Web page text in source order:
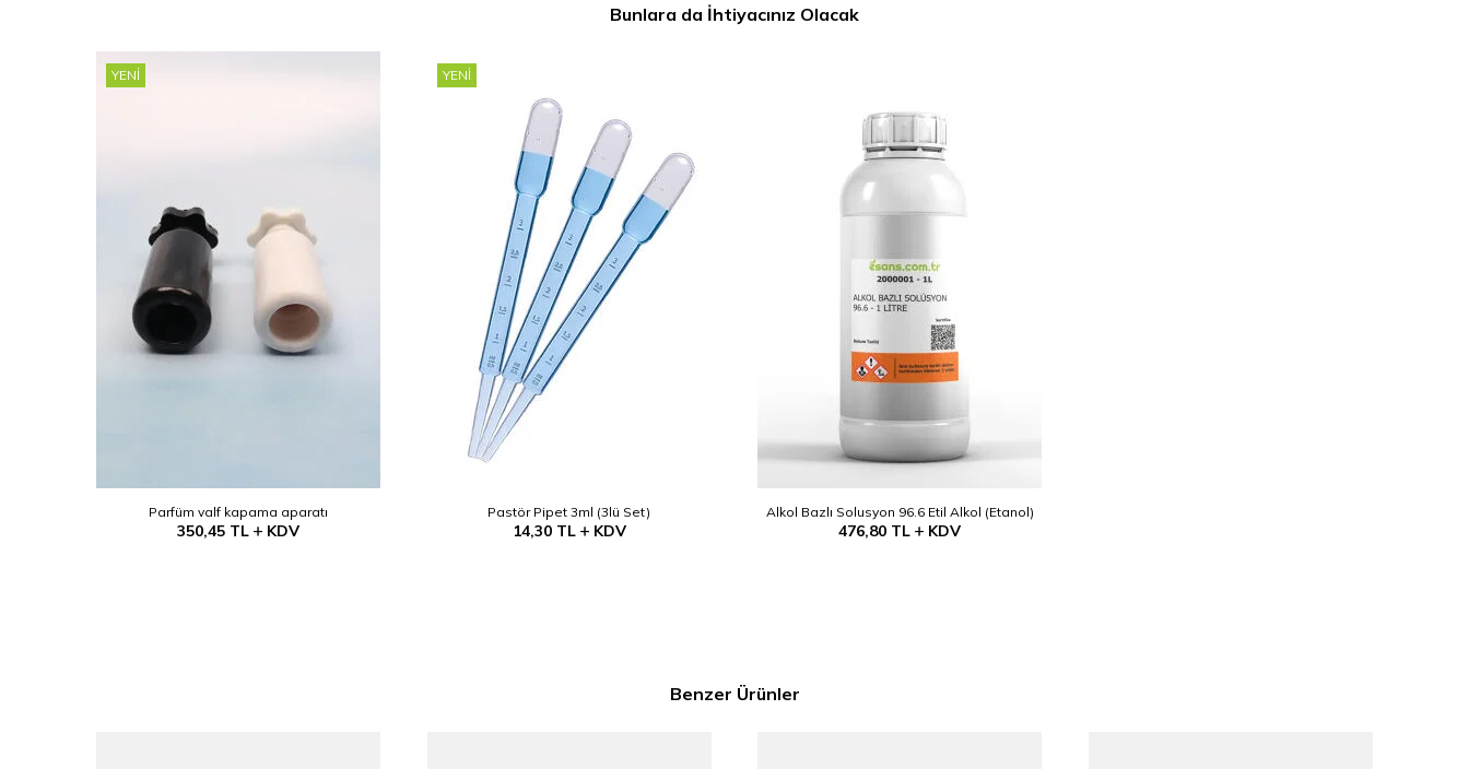
Bunlara da İhtiyacınız Olacak
YENI
Parfüm valf kapama aparatı
350,45 TL KDV
YENI
Pastör Pipet 3ml (3lü Set)
14,30TL KDV
Alkol Bazlı Solusyon 96.6 Etil Alkol (Etanol)
476,80 TL KDV
Benzer Ürünler